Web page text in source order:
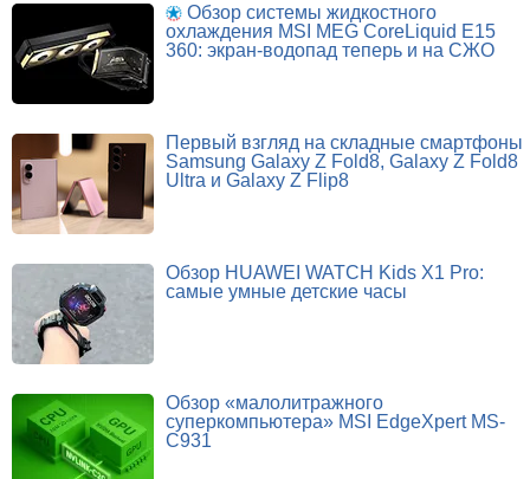
Обзор системы жидкостного
охлаждения MSI MEG CoreLiquid E15
360: экран-водопад теперь и на СЖО
Первый взгляд на складные смартфоны
Samsung Galaxy Z Fold8, Galaxy Z Fold8
Ultra и Galaxy Z Flip8
Обзор HUAWEI WATCH Kids X1 Pro:
самые умные детские часы
Обзор «малолитражного
суперкомпьютера» MSI EdgeXpert MS-
C931